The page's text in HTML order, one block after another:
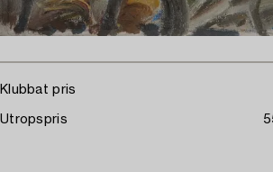
Klubbat pris
Utropspris